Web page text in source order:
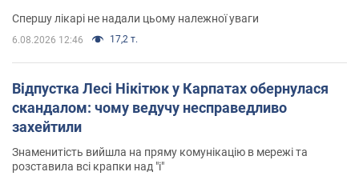
Спершу лікарі не надали цьому належної уваги
6.08.2026 12:46 17,2 т.
Відпустка Лесі Нікітюк у Карпатах обернулася
скандалом: чому ведучу несправедливо
захейтили
Знаменитість вийшла на пряму комунікацію в мережі та
розставила всі крапки над "і"